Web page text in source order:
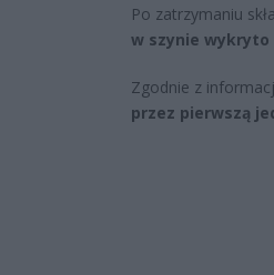
Po zatrzymaniu
w szynie wykryto
Zgodnie z
przez pierwszą